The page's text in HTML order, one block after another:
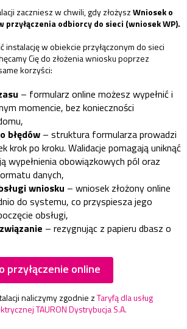
zaczniesz w chwili, gdy złożyszWniosek o
odbiorcy do sieci (wniosek WP).
instalację w obiekcie przyłączonym do sieci
Cię do złożenia wniosku poprzez
korzyści:
– formularz online możesz wypełnić i
momencie, bez konieczności
błędów – struktura formularza prowadzi
krok po kroku. Walidacje pomagają uniknąć
wypełnienia obowiązkowych pól oraz
danych,
wniosku – wniosek złożony online
do systemu, co przyspiesza jego
obsługi,
– rezygnując z papieru dbasz o
przyłączenie online
naliczymy zgodnie zTaryfą dla usług
TAURON Dystrybucja S.A.